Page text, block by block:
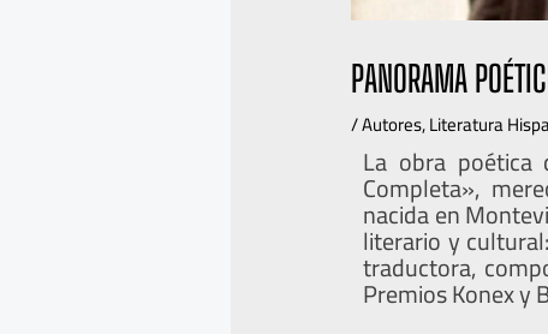
PANORAMA
/Autores,Literatura
La obra poética
Completa»,
nacida en
literario y
traductora,
Premios Konex y